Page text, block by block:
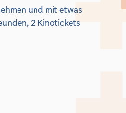
und mit etwas
2 Kinotickets